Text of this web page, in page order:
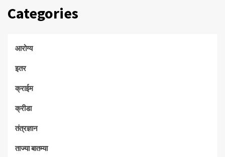
Categories
आरोग्य
इतर
क्राईम
क्रीडा
तंत्रज्ञान
ताज्या बातम्या